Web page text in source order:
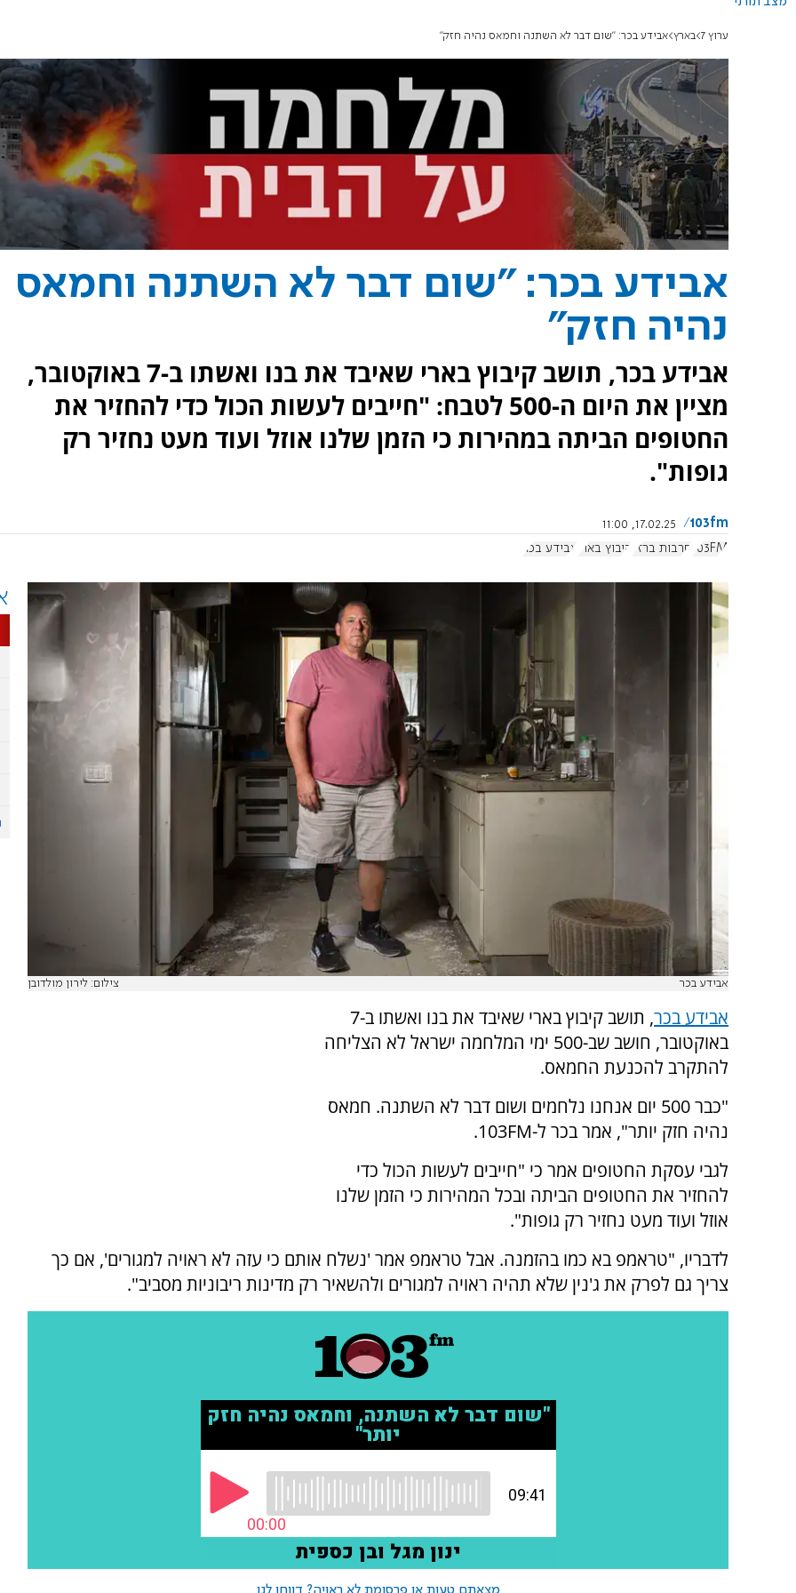
ערוץ 7 בארץ אבידע בכר: "שום דבר לא השתנה וחמאס נהיה חזק"
אבידע בכר: "שום דבר לא השתנה וחמאס
נהיה חזק"
אבידע בכר, תושב קיבוץ בארי שאיבד את בנו ואשתו ב-7 באוקטובר,
מציין את היום ה-500 לטבח: "חייבים לעשות הכול כדי להחזיר את
החטופים הביתה במהירות כי הזמן שלנו אוזל ועוד מעט נחזיר רק
גופות".
103fm
17.02.25, 11:00
103FM
חרבות ברזל קיבוץ בארי אבידע בכר
אבידע בכר צילום: לירון מולדובן
אבידע בכר
, תושב קיבוץ בארי שאיבד את בנו ואשתו ב-7
באוקטובר, חושב שב-500 ימי המלחמה ישראל לא הצליחה
להתקרב להכנעת החמאס.
"כבר 500 יום אנחנו נלחמים ושום דבר לא השתנה. חמאס
נהיה חזק יותר", אמר בכר ל-103FM.
לגבי עסקת החטופים אמר כי "חייבים לעשות הכול כדי
להחזיר את החטופים הביתה ובכל המהירות כי הזמן שלנו
אוזל ועוד מעט נחזיר רק גופות".
לדבריו, "טראמפ בא כמו בהזמנה. אבל טראמפ אמר 'נשלח אותם כי עזה לא ראויה למגורים', אם כך
צריך גם לפרק את ג'נין שלא תהיה ראויה למגורים ולהשאיר רק מדינות ריבוניות מסביב".